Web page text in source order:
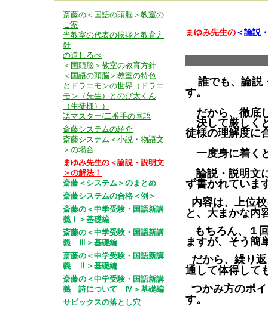
斎藤の＜国語の頭脳＞教室の
ご案
当教室の代表の挨拶と教育方
針
の道しるべ
＜国頭脳＞教室の教育方針
＜国語の頭脳＞教室の特色
とドラエモンの世界（ドラエ
モン（先生）とのび太くん
（生徒様））
語マスター/二番手の国語
斎藤システムの紹介
斎藤システム＜小説・物語文
＞の場合
まゆみ先生の＜論説・説明文
＞の解法！
斎藤＜システム＞のまとめ
斎藤システムの合格＜例＞
斎藤の＜中学受験・国語新講
義Ⅰ＞基礎編
斎藤の＜中学受験・国語新講
義 Ⅲ＞基礎編
斎藤の＜中学受験・国語新講
義 Ⅱ＞基礎編
斎藤の＜中学受験・国語新講
義 詩について Ⅳ＞基礎編
サピックスの落とし穴
まゆみ先生の＜論説
誰でも、論説
す。
だから、徹底
決して厳しく
徒様の理解度に
一度身に着く
論説・説明文
ず書かれていま
内容は、上位
と、大まかな内
もちろん、１
ますが、そう簡
だから、繰り
通して体得して
つかみ方のポ
す。